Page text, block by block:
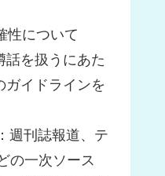
性について
話を扱うにあた
ガイドラインを
：週刊誌報道、テ
の一次ソース